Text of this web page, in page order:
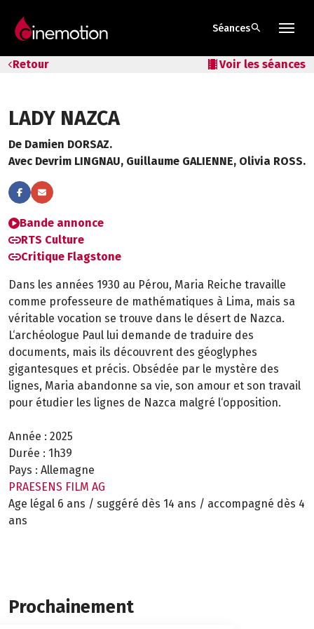
Séancessearch
Retour local_movies Voir les séances
LADY NAZCA
De Damien DORSAZ.
Avec Devrim LINGNAU, Guillaume GALIENNE, Olivia ROSS.
Bande annonce
RTS Culture
Critique Flagstone
Dans les années 1930 au Pérou, Maria Reiche travaille
comme professeure de mathématiques à Lima, mais sa
véritable vocation se trouve dans le désert de Nazca.
L‘archéologue Paul lui demande de traduire des
documents, mais ils découvrent des géoglyphes
gigantesques et précis. Obsédée par le mystère des
lignes, Maria abandonne sa vie, son amour et son travail
pour étudier les lignes de Nazca malgré l‘opposition.
Année : 2025
Durée : 1h39
Pays : Allemagne
PRAESENS FILM AG
Age légal 6 ans / suggéré dès 14 ans / accompagné dès 4
ans
Prochainement
Bons cadeaux
Bons plans
Programmes spéciaux